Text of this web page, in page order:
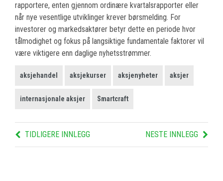
rapportere, enten gjennom ordinære kvartalsrapporter eller
når nye vesentlige utviklinger krever børsmelding. For
investorer og markedsaktører betyr dette en periode hvor
tålmodighet og fokus på langsiktige fundamentale faktorer vil
være viktigere enn daglige nyhetsstrømmer.
aksjehandel aksjekurser aksjenyheter aksjer
internasjonale aksjer Smartcraft
TIDLIGERE INNLEGG NESTE INNLEGG